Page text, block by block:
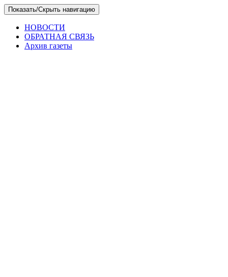
Skip
to
content
Показать/Скрыть навигацию
НОВОСТИ
ОБРАТНАЯ СВЯЗЬ
Архив газеты